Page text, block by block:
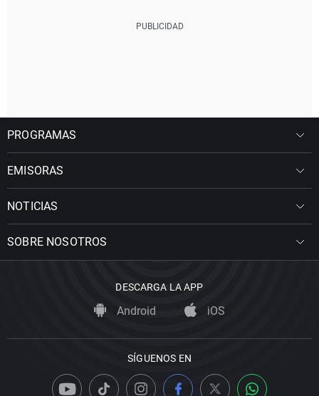
PROGRAMAS
EMISORAS
NOTICIAS
SOBRE NOSOTROS
DESCARGA LA APP
Android iOS
SÍGUENOS EN